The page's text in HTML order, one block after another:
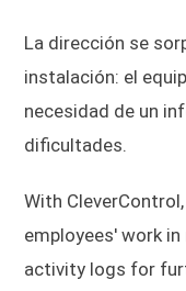
La dirección se
instalación: el
necesidad de un
dificultades.
With
employees' work
activity logs for